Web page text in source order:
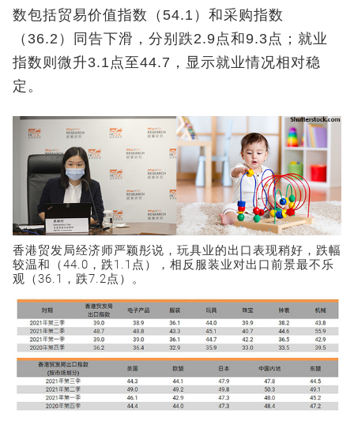
数包括贸易价值指数（54.1）和采购指数
（36.2）同告下滑，分别跌2.9点和9.3点；就业
指数则微升3.1点至44.7，显示就业情况相对稳
定。
香港贸发局经济师严颖彤说，玩具业的出口表现稍好，跌幅
较温和（44.0，跌1.1点），相反服装业对出口前景最不乐
观（36.1，跌7.2点）。